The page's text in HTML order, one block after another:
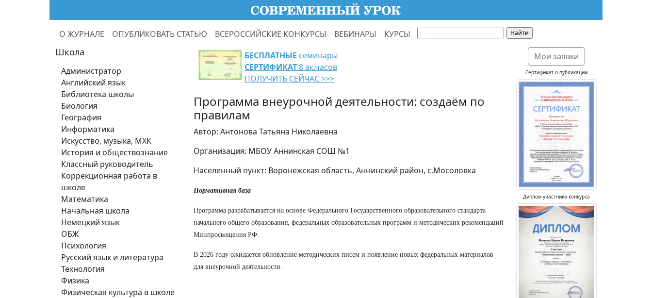
О ЖУРНАЛЕ ОПУБЛИКОВАТЬ СТАТЬЮ ВСЕРОССИЙСКИЕ КОНКУРСЫ ВЕБИНАРЫ КУРСЫ
Школа
Администратор
Английский язык
Библиотека школы
Биология
География
Информатика
Искусство, музыка, МХК
История и обществознание
Классный руководитель
Коррекционная работа в
школе
Математика
Начальная школа
Немецкий язык
ОБЖ
Психология
Русский язык и литература
Технология
Физика
Физическая культура в школе
БЕСПЛАТНЫЕ семинары
СЕРТИФИКАТ8 ак.часов
ПОЛУЧИТЬ СЕЙЧАС >>>
Программа внеурочной деятельности: создаём по
правилам
Автор: Антонова Татьяна Николаевна
Организация: МБОУ Аннинская СОШ №1
Населенный пункт: Воронежская область, Аннинский район, с.Мосоловка
Нормативная база
Программа разрабатывается на основе Федерального Государственного образовательного стандарта
начального общего образования, федеральных образовательных программ и методических рекомендаций
Минпросвещения РФ.
В 2026 году ожидается обновление методических писем и появление новых федеральных материалов
для внеурочной деятельности.
Мои заявки
Сертификат о публикации
Диплом участника конкурса